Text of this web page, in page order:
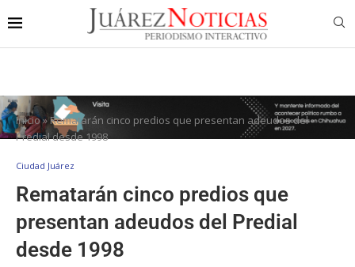
Inicio»Rematarán cinco predios que presentan adeudos del
Predial desde 1998
Ciudad Juárez
Rematarán cinco predios que
presentan adeudos del Predial
desde 1998